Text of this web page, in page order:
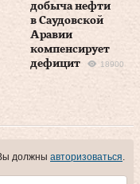
добыча нефти
в Саудовской
Аравии
компенсирует
дефицит
18900
должны авторизоваться.